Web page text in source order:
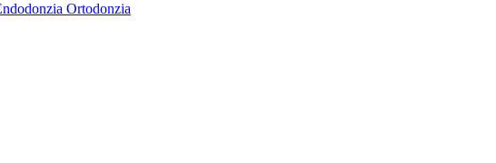
Ortodonzia